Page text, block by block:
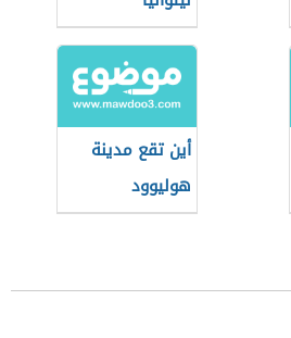
أين تقع مدينة
هوليوود